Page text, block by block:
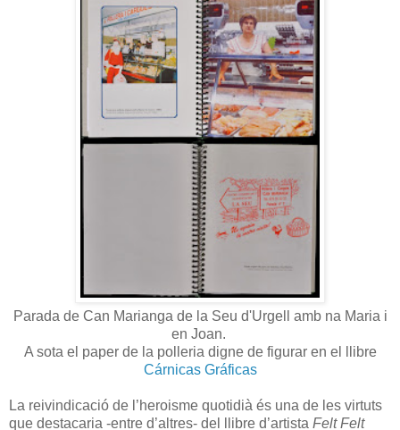
Parada de Can Marianga de la Seu d'Urgell amb na Maria i
en Joan.
A sota el paper de la polleria digne de figurar en el llibre
Cárnicas Gráficas
La reivindicació de l’heroisme quotidià és una de les virtuts
que destacaria -entre d’altres- del llibre d’artista Felt Felt